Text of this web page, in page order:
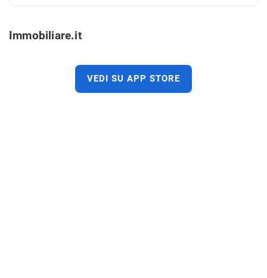
Immobiliare.it
VEDI SU APP STORE